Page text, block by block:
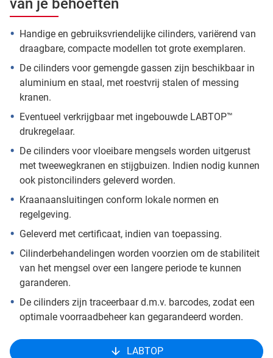
van je behoeften
Handige en gebruiksvriendelijke cilinders, variërend van
draagbare, compacte modellen tot grote exemplaren.
De cilinders voor gemengde gassen zijn beschikbaar in
aluminium en staal, met roestvrij stalen of messing
kranen.
Eventueel verkrijgbaar met ingebouwde LABTOP™
drukregelaar.
De cilinders voor vloeibare mengsels worden uitgerust
met tweewegkranen en stijgbuizen. Indien nodig kunnen
ook pistoncilinders geleverd worden.
Kraanaansluitingen conform lokale normen en
regelgeving.
Geleverd met certificaat, indien van toepassing.
Cilinderbehandelingen worden voorzien om de stabiliteit
van het mengsel over een langere periode te kunnen
garanderen.
De cilinders zijn traceerbaar d.m.v. barcodes, zodat een
optimale voorraadbeheer kan gegarandeerd worden.
LABTOP